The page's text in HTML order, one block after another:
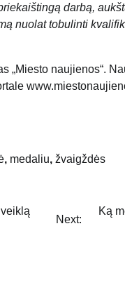
darbą,
nuolat tobulinti
naujienos“.
, medaliu, žvaigždės
Next:
Ką